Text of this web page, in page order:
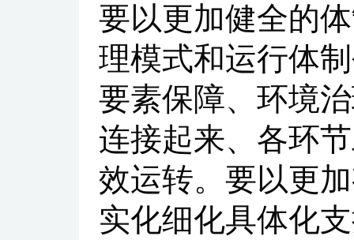
要以更加健全的
理模式和运行体
要素保障、环境
连接起来、各环
效运转。要以更
实化细化具体化